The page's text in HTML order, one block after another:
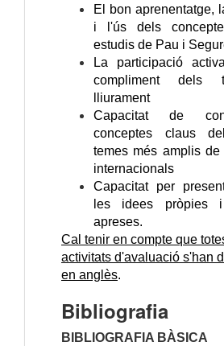
El bon aprenentatge,
i l'ús dels
estudis de Pau i
La participació
compliment dels
lliurament
Capacitat de
conceptes claus
temes més amplis
internacionals
Capacitat per
les idees pròpies
apreses.
Cal tenir en compte que
activitats d'avaluació s'han
en anglès.
Bibliografia
BIBLIOGRAFIA BÀSICA